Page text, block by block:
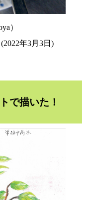
）
年3月3日)
で描いた！